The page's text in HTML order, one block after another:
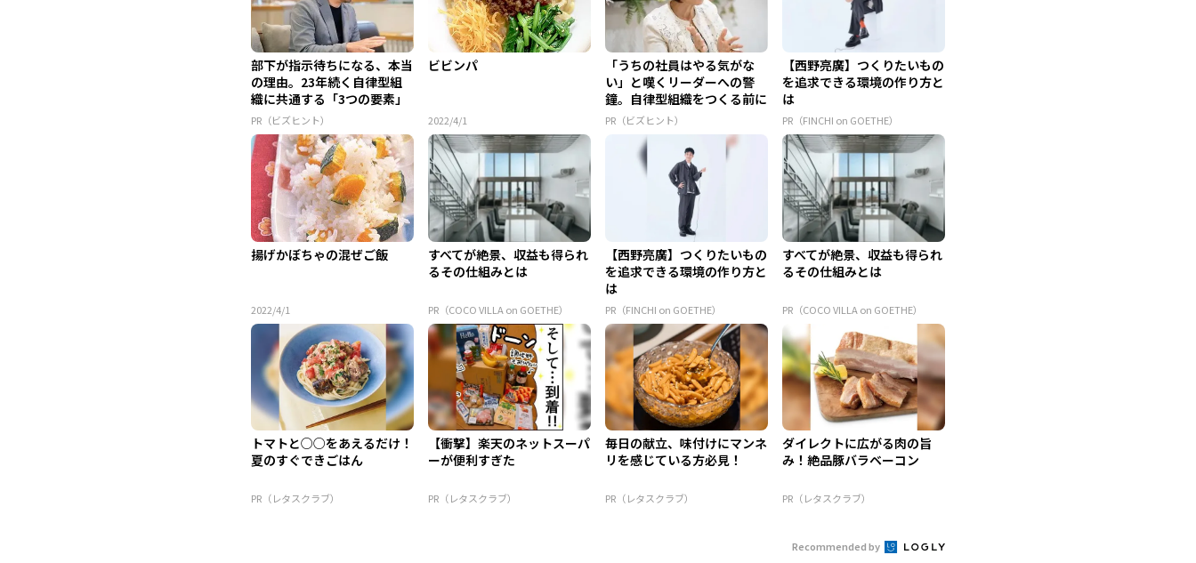
部下が指示待ちになる、本当
の理由。23年続く自律型組
織に共通する「3つの要素」
PR（ビズヒント）
ビビンパ
2022/4/1
「うちの社員はやる気がな
い」と嘆くリーダーへの警
鐘。自律型組織をつくる前に
外せな...
PR（ビズヒント）
【西野亮廣】つくりたいもの
を追求できる環境の作り方と
は
PR（FINCHI on GOETHE）
揚げかぼちゃの混ぜご飯
2022/4/1
すべてが絶景、収益も得られ
るその仕組みとは
PR（COCO VILLA on GOETHE）
【西野亮廣】つくりたいもの
を追求できる環境の作り方と
は
PR（FINCHI on GOETHE）
すべてが絶景、収益も得られ
るその仕組みとは
PR（COCO VILLA on GOETHE）
トマトと○○をあえるだけ！
夏のすぐできごはん
PR（レタスクラブ）
【衝撃】楽天のネットスーパ
ーが便利すぎた
PR（レタスクラブ）
毎日の献立、味付けにマンネ
リを感じている方必見！
PR（レタスクラブ）
ダイレクトに広がる肉の旨
み！絶品豚バラベーコン
PR（レタスクラブ）
Recommended by